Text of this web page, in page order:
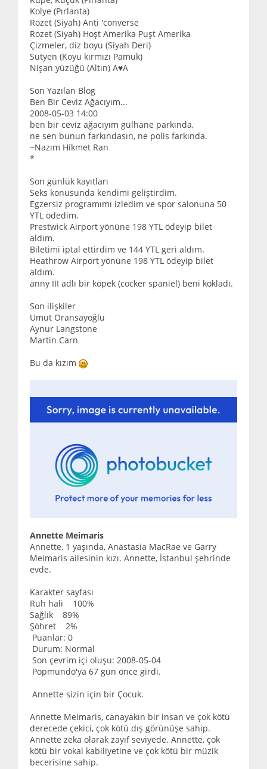
Kolye (Pırlanta)
Rozet (Siyah) Anti 'converse
Rozet (Siyah) Hoşt Amerika Puşt Amerika
Çizmeler, diz boyu (Siyah Deri)
Sütyen (Koyu kırmızı Pamuk)
Nişan yüzüğü (Altın) A♥A
Son Yazılan Blog
Ben Bir Ceviz Ağacıyım...
2008-05-03 14:00
ben bir ceviz ağacıyım gülhane parkında,
ne sen bunun farkındasın, ne polis farkında.
~Nazım Hikmet Ran
*
Son günlük kayıtları
Seks konusunda kendimi geliştirdim.
Egzersiz programımı izledim ve spor salonuna 50
YTL ödedim.
Prestwick Airport yönüne 198 YTL ödeyip bilet
aldım.
Biletimi iptal ettirdim ve 144 YTL geri aldım.
Heathrow Airport yönüne 198 YTL ödeyip bilet
aldım.
anny III adlı bir köpek (cocker spaniel) beni kokladı.
Son ilişkiler
Umut Oransayoğlu
Aynur Langstone
Martin Carn
Bu da kızım
Annette Meimaris
Annette, 1 yaşında, Anastasia MacRae ve Garry
Meimaris ailesinin kızı. Annette, İstanbul şehrinde
evde.
Karakter sayfası
Ruh hali 100%
Sağlık 89%
Şöhret 2%
Puanlar: 0
Durum: Normal
Son çevrim içi oluşu: 2008-05-04
Popmundo'ya 67 gün önce girdi.
Annette sizin için bir Çocuk.
Annette Meimaris, canayakın bir insan ve çok kötü
derecede çekici, çok kötü dış görünüşe sahip.
Annette zeka olarak zayıf seviyede. Annette, çok
kötü bir vokal kabiliyetine ve çok kötü bir müzik
becerisine sahip.